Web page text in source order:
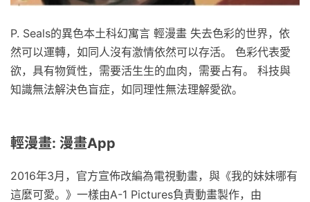
P. Seals的異色本土科幻寓言 輕漫畫 失去色彩的世界，依
然可以運轉，如同人沒有激情依然可以存活。 色彩代表愛
欲，具有物質性，需要活生生的血肉，需要占有。 科技與
知識無法解決色盲症，如同理性無法理解愛欲。
輕漫畫: 漫畫App
2016年3月，官方宣佈改編為電視動畫，與《我的妹妹哪有
這麼可愛。》一樣由A-1 Pictures負責動畫製作，由